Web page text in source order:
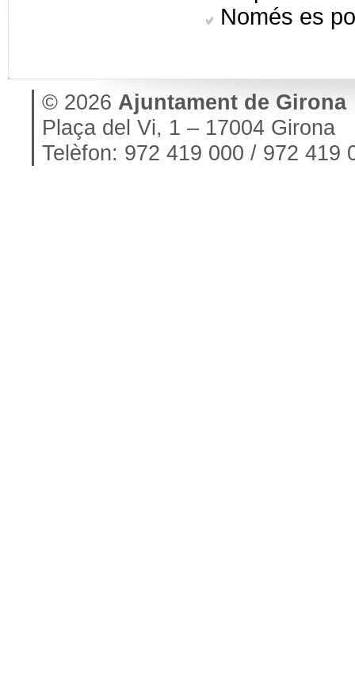
Només es
© 2026 Ajuntament de Girona
Plaça del Vi, 1 – 17004 Girona
Telèfon: 972 419 000 / 972 419